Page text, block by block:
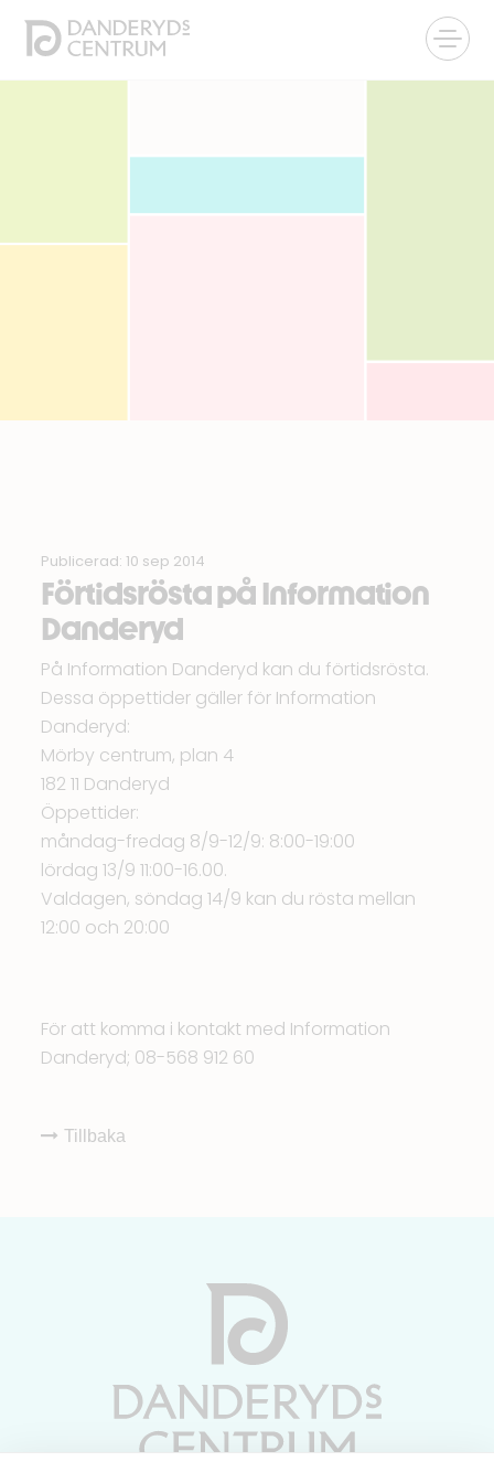
Publicerad: 10 sep 2014
Förtidsrösta på Information
Danderyd
På Information Danderyd kan du förtidsrösta.
Dessa öppettider gäller för Information
Danderyd:
Mörby centrum, plan 4
182 11 Danderyd
Öppettider:
måndag-fredag 8/9-12/9: 8:00-19:00
lördag 13/9 11:00-16.00.
Valdagen, söndag 14/9 kan du rösta mellan
12:00 och 20:00
För att komma i kontakt med Information
Danderyd; 08-568 912 60
Tillbaka